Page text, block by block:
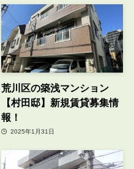
荒川区の築浅マンション
【村田邸】新規賃貸募集情
報！
2025年1月31日